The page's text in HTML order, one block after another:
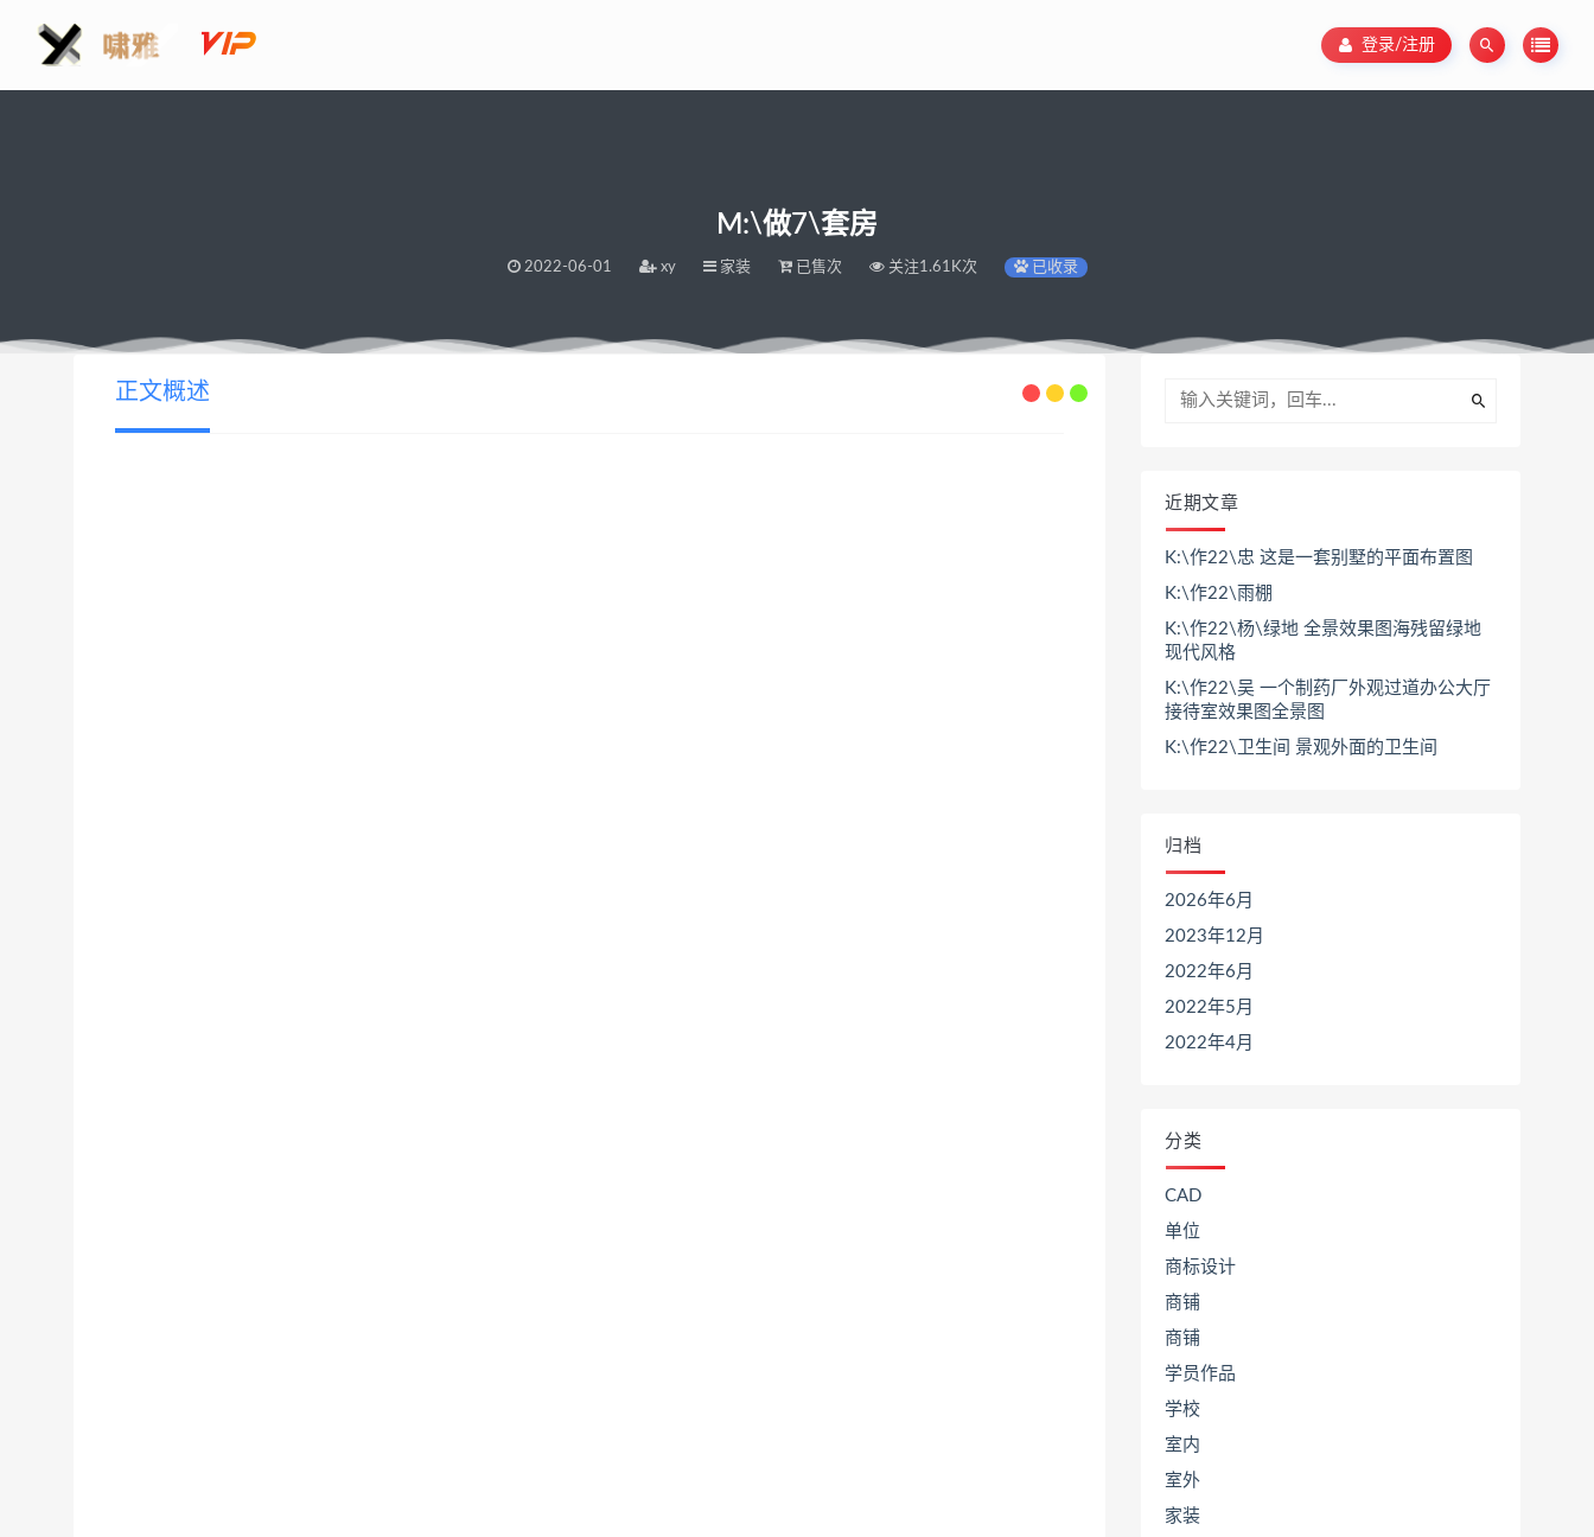
登录/注册
M:\做7\套房
2022-06-01 xy 家装 已售次 关注1.61K次 已收录
正文概述
近期文章
K:\作22\忠 这是一套别墅的平面布置图
K:\作22\雨棚
K:\作22\杨\绿地 全景效果图海残留绿地
现代风格
K:\作22\吴 一个制药厂外观过道办公大厅
接待室效果图全景图
K:\作22\卫生间 景观外面的卫生间
归档
2026年6月
2023年12月
2022年6月
2022年5月
2022年4月
分类
CAD
单位
商标设计
商铺
商铺
学员作品
学校
室内
室外
家装